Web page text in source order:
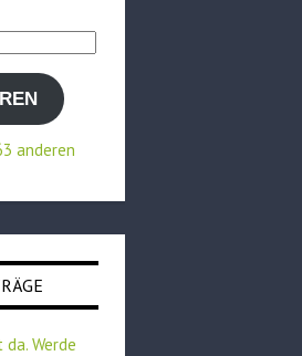
anderen
da. Werde